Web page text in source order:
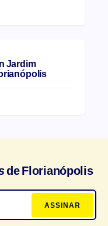
Jardim
de Florianópolis
ASSINAR